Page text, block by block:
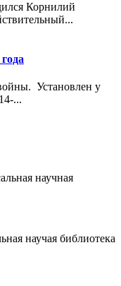
Корнилий
Установлен у
...
научная
научая библиотека